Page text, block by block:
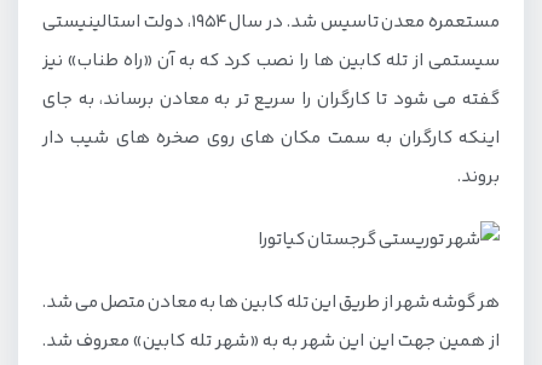
مستعمره معدن تاسیس شد. در سال 1954، دولت استالینیستی
سیستمی از تله کابین ها را نصب کرد که به آن «راه طناب» ​​نیز
گفته می شود تا کارگران را سریع تر به معادن برساند، به جای
اینکه کارگران به سمت مکان های روی صخره های شیب دار
بروند.
هر گوشه شهر از طریق این تله کابین ها به معادن متصل می شد.
از همین جهت این این شهر به به «شهر تله کابین» معروف شد.